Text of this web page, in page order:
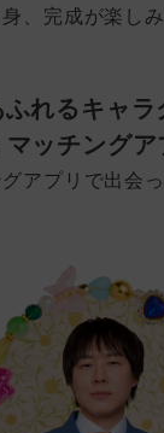
、完成が楽し
れるキャラ
ッチングア
アプリで出会